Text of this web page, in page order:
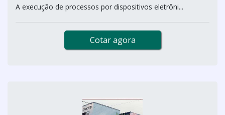
A execução de processos por dispositivos eletrôni...
Cotar agora